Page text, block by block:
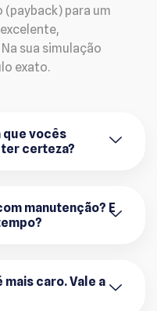
para um
sua simulação
exato.
que vocês
certeza?
manutenção? E
mais caro. Vale a